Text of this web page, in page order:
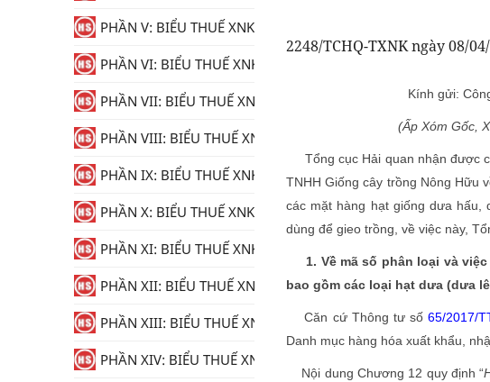
2248/TCHQ-TXNK ngày 08/
Kính gửi:
(Ấp Xóm Gốc,
Tổng cục Hải quan nhận được
TNHH Giống cây trồng Nông Hữu
các mặt hàng hạt giống dưa
dùng để gieo trồng, về việc này,
1. Về mã số phân loại và
bao gồm các loại hạt dưa (dưa
Căn cứ Thông tư số 65/2017/
Danh mục hàng hóa xuất khẩu,
Nội dung Chương 12 quy định “
PHẦN V: BIỂU THUẾ XNK
PHẦN VI: BIỂU THUẾ XNK
PHẦN VII: BIỂU THUẾ XNK
PHẦN VIII: BIỂU THUẾ XNK
PHẦN IX: BIỂU THUẾ XNK
PHẦN X: BIỂU THUẾ XNK
PHẦN XI: BIỂU THUẾ XNK
PHẦN XII: BIỂU THUẾ XNK
PHẦN XIII: BIỂU THUẾ XNK
PHẦN XIV: BIỂU THUẾ XNK